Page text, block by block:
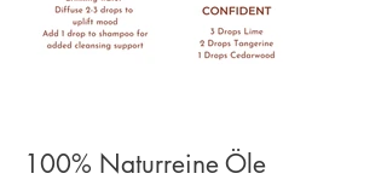
100% Naturreine Öle